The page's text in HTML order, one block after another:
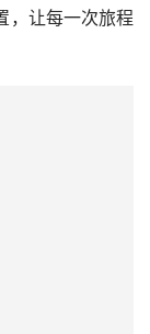
，让每一次旅程